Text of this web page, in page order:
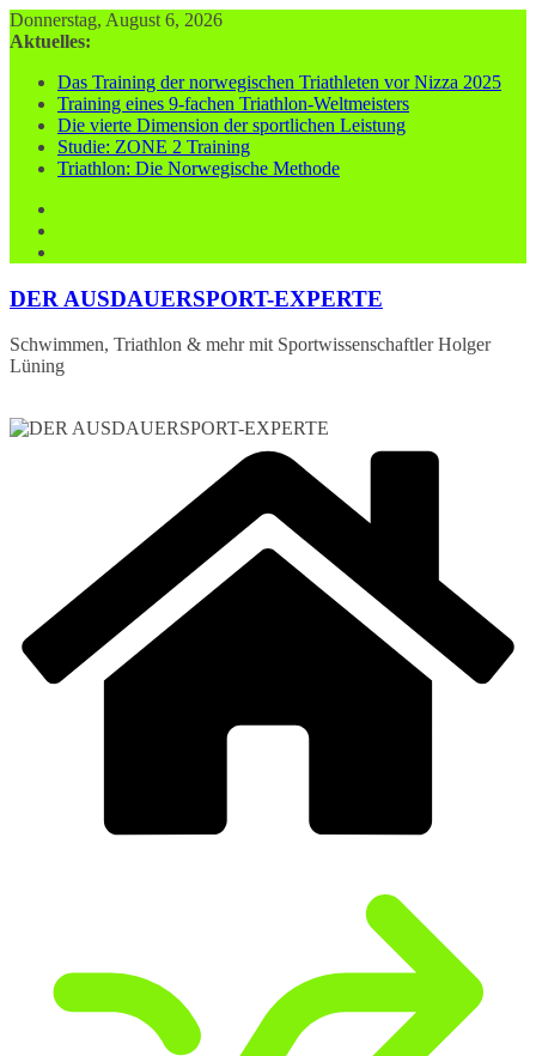
Zum
Inhalt
Donnerstag, August 6, 2026
Aktuelles:
Das Training der norwegischen Triathleten vor Nizza 2025
Training eines 9-fachen Triathlon-Weltmeisters
Die vierte Dimension der sportlichen Leistung
Studie: ZONE 2 Training
Triathlon: Die Norwegische Methode
DER AUSDAUERSPORT-EXPERTE
Schwimmen, Triathlon & mehr mit Sportwissenschaftler Holger
Lüning